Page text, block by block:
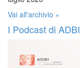
Vai all'archivio »
I Podcast di ADBI